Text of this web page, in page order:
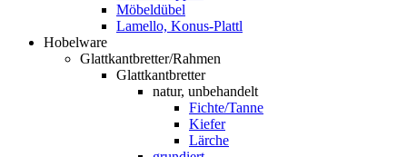
Möbeldübel
Lamello, Konus-Plattl
Hobelware
Glattkantbretter/Rahmen
Glattkantbretter
natur, unbehandelt
Fichte/Tanne
Kiefer
Lärche